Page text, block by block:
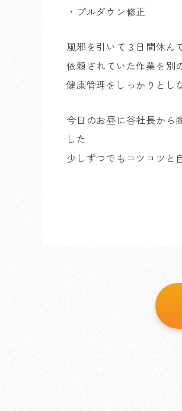
・プルダウン修正
風邪を引いて３日間休ん
依頼されていた作業を別
健康管理をしっかりとし
今日のお昼に谷社長から
した
少しずつでもコツコツと